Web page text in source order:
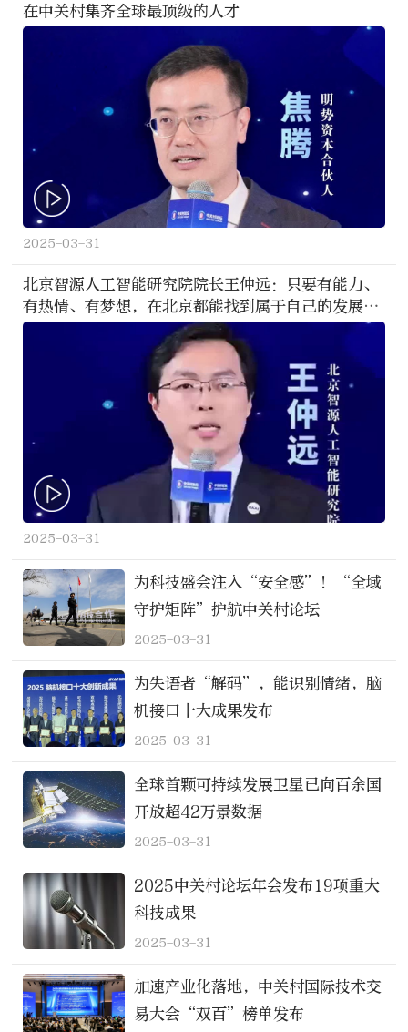
在中关村集齐全球最顶级的人才
2025-03-31
北京智源人工智能研究院院长王仲远：只要有能力、
有热情、有梦想，在北京都能找到属于自己的发展机
会
2025-03-31
为科技盛会注入“安全感”！“全域
守护矩阵”护航中关村论坛
2025-03-31
为失语者“解码”，能识别情绪，脑
机接口十大成果发布
2025-03-31
全球首颗可持续发展卫星已向百余国
开放超42万景数据
2025-03-31
2025中关村论坛年会发布19项重大
科技成果
2025-03-31
加速产业化落地，中关村国际技术交
易大会“双百”榜单发布